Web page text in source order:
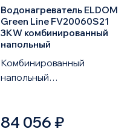
Водонагреватель ELDOM
Green Line FV20060S21
3KW комбинированный
напольный
Комбинированный
напольный
3KW объемом 200 литров
84 056 ₽